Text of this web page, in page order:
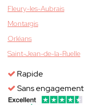
Fleury-les-Aubrais
Montargis
Orléans
Saint-Jean-de-la-Ruelle
Rapide
Sans engagement